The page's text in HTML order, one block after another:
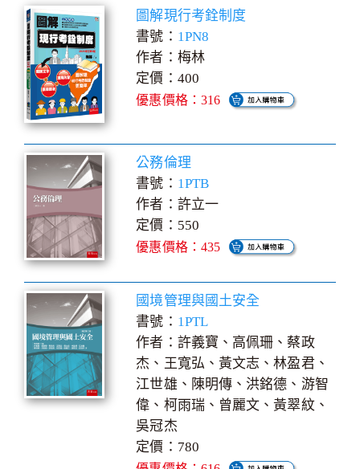
圖解現行考銓制度
書號： 1PN8
作者：梅林
定價：400
優惠價格：316
公務倫理
書號： 1PTB
作者：許立一
定價：550
優惠價格：435
國境管理與國土安全
書號： 1PTL
作者：許義寶、高佩珊、蔡政
杰、王寬弘、黃文志、林盈君、
江世雄、陳明傳、洪銘德、游智
偉、柯雨瑞、曾麗文、黃翠紋、
吳冠杰
定價：780